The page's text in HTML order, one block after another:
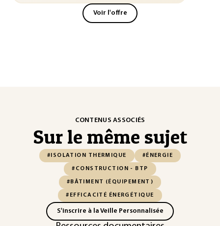
Voir l'offre
CONTENUS ASSOCIÉS
Sur le même sujet
#ISOLATION THERMIQUE #ÉNERGIE
#CONSTRUCTION - BTP
#BÂTIMENT (ÉQUIPEMENT)
#EFFICACITÉ ÉNERGÉTIQUE
S'inscrire à la Veille Personnalisée